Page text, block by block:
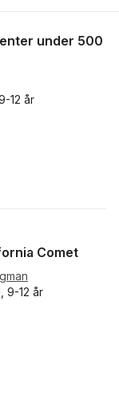
under 500
12 år
röster:
Comet
9-12 år
röster: